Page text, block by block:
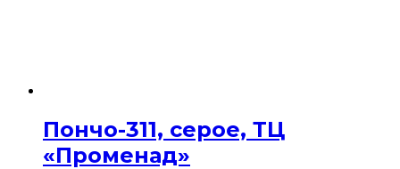
Пончо-311, серое, ТЦ
«Променад»